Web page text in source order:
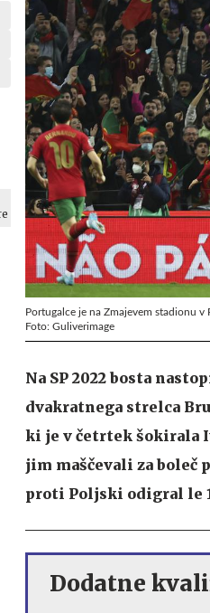
Portugalce je na Zmajevem stadionu
Foto: Guliverimage
Na SP 2022 bosta
dvakratnega strelca
ki je v četrtek šokirala
jim maščevali za boleč
proti Poljski odigral le
Dodatne